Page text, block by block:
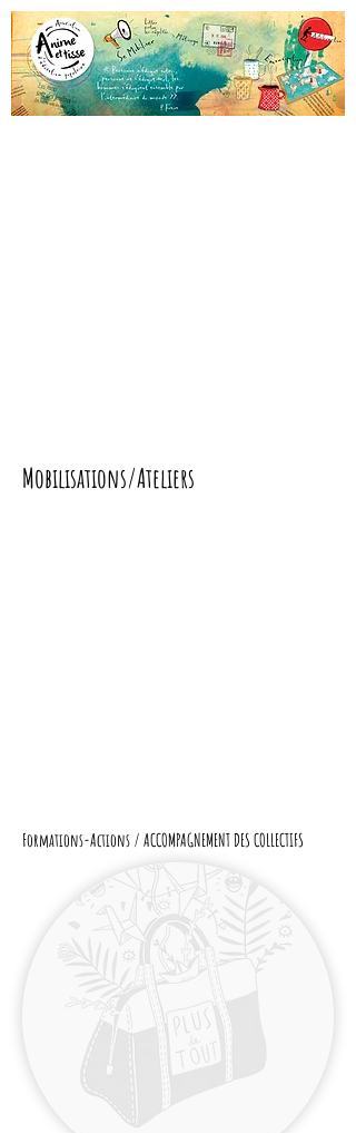
Mobilisations/Ateliers
Formations-Actions / ACCOMPAGNEMENT DES COLLECTIFS